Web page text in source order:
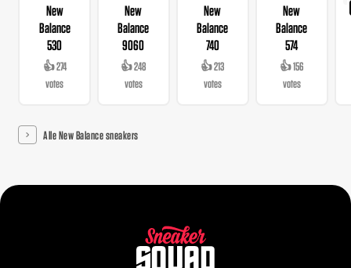
New
Balance
530
👍 274
votes
New
Balance
9060
👍 248
votes
New
Balance
740
👍 213
votes
New
Balance
574
👍 156
votes
Alle New Balance sneakers